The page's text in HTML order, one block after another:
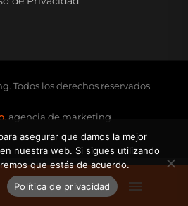
Todos los derechos reservados.
agencia de marketing
asegurar que damos la mejor
nuestra web. Si sigues utilizando
que estás de acuerdo.
Política de privacidad